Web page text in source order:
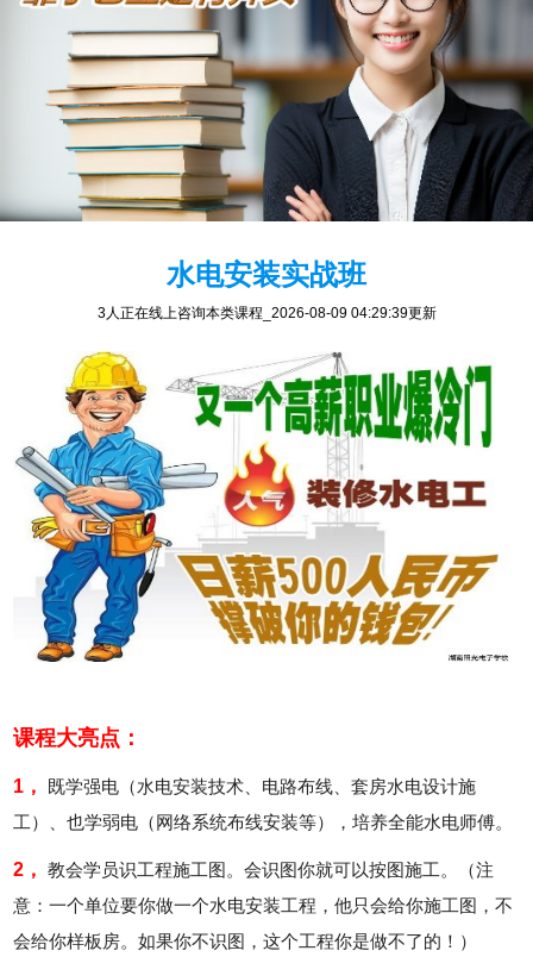
水电安装实战班
3人正在线上咨询本类课程 _2026-08-09 04:29:39更新
课程大亮点：
1，
既学强电（水电安装技术、电路布线、套房水电设计施
工）、也学弱电（网络系统布线安装等），培养全能水电师傅。
2， 教会学员识工程施工图。会识图你就可以按图施工。（注
意：一个单位要你做一个水电安装工程，他只会给你施工图，不
会给你样板房。如果你不识图，这个工程你是做不了的！）